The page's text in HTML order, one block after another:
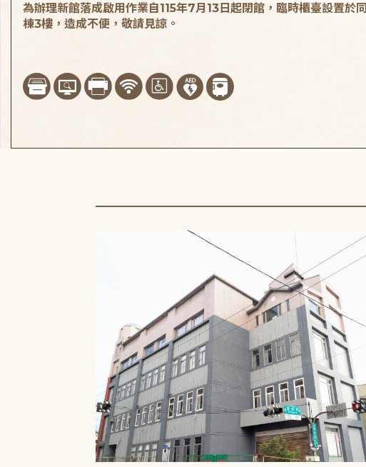
為辦理新館落成啟用作業自115年7月13日起閉館，臨時櫃臺設置於同
棟3樓，造成不便，敬請見諒。